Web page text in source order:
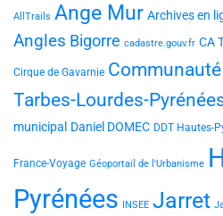
AllTrails Ange Mur Archives en
Angles Bigorre cadastre.gouv.fr CA
Cirque de Gavarnie
Tarbes-Lourdes-
municipal Daniel DOMEC DDT Hautes-
France-Voyage Géoportail de l'Urbanisme
Pyrénées
INSEE Jarret